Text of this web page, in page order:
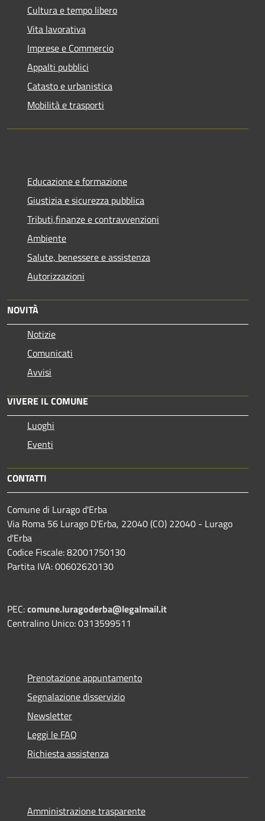
Cultura e tempo libero
Vita lavorativa
Imprese e Commercio
Appalti pubblici
Catasto e urbanistica
Mobilità e trasporti
Educazione e formazione
Giustizia e sicurezza pubblica
Tributi,finanze e contravvenzioni
Ambiente
Salute, benessere e assistenza
Autorizzazioni
NOVITÀ
Notizie
Comunicati
Avvisi
VIVERE IL COMUNE
Luoghi
Eventi
CONTATTI
Comune di Lurago d'Erba
Via Roma 56 Lurago D'Erba, 22040 (CO) 22040 - Lurago
d'Erba
Codice Fiscale: 82001750130
Partita IVA: 00602620130
PEC:comune.luragoderba@legalmail.it
Centralino Unico: 0313599511
Prenotazione appuntamento
Segnalazione disservizio
Newsletter
Leggi le FAQ
Richiesta assistenza
Amministrazione trasparente